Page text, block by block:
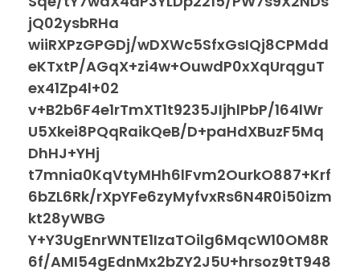
jQ02ysbRHa
wiiRXPzGPGDj/wDXWc5SfxGsIQj8CPMdd
eKTxtP/AGqX+zi4w+OuwdP0xXqUrqguT
ex41Zp4l+02
v+B2b6F4e1rTmXT1t9235JIjhlPbP/164lWr
U5Xkei8PQqRaikQeB/D+paHdXBuzF5Mq
DhHJ+YHj
t7mnia0KqVtyMHh6lFvm2OurkO887+Krf
6bZL6Rk/rXpYFe6zyMyfvxRs6N4R0i50izm
kt28yWBG
Y+Y3UgEnrWNTE1IzaTOilg6MqcW10OM8R
6f/AMI54gEdnMx2bZY2J5U+hrsoz9tT948